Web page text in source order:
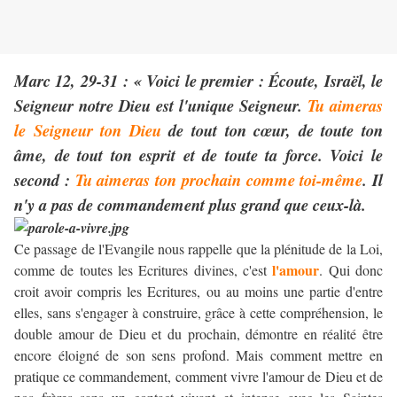
Marc 12, 29-31 : « Voici le premier : Écoute, Israël, le
Seigneur notre Dieu est l'unique Seigneur. Tu aimeras
le Seigneur ton Dieu de tout ton cœur, de toute ton
âme, de tout ton esprit et de toute ta force. Voici le
second : Tu aimeras ton prochain comme toi-même. Il
n'y a pas de commandement plus grand que ceux-là.
Ce passage de l'Evangile nous rappelle que la plénitude de la Loi,
comme de toutes les Ecritures divines, c'estl'amour. Qui donc
croit avoir compris les Ecritures, ou au moins une partie d'entre
elles, sans s'engager à construire, grâce à cette compréhension, le
double amour de Dieu et du prochain, démontre en réalité être
encore éloigné de son sens profond. Mais comment mettre en
pratique ce commandement, comment vivre l'amour de Dieu et de